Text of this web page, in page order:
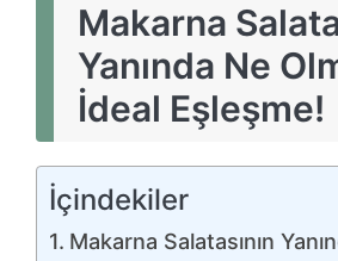
Makarna
Yanında Ne
İdeal Eşleşme!
İçindekiler
Makarna Salatasının